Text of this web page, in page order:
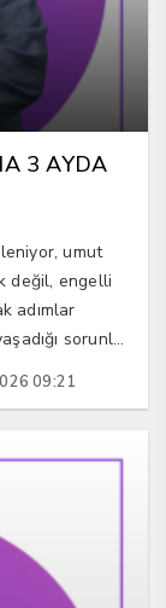
3 AYDA
umut
değil, engelli
adımlar
sorunl...
09:21